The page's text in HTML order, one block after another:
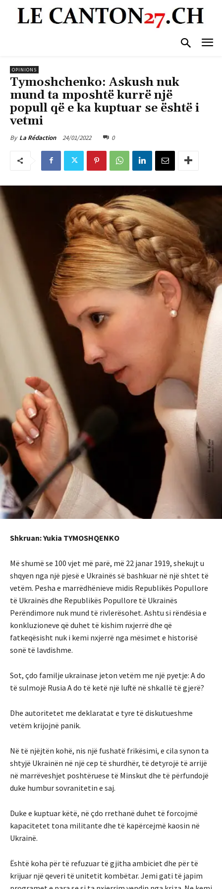
OPINIONS
Tymoshchenko: Askush nuk
mund ta mposhtë kurrë një
popull që e ka kuptuar se është i
vetmi
By La Rédaction 24/01/2022 0
Shkruan: Yukia TYMOSHQENKO
Më shumë se 100 vjet më parë, më 22 janar 1919, shekujt u
shqyen nga një pjesë e Ukrainës së bashkuar në një shtet të
vetëm. Pesha e marrëdhënieve midis Republikës Popullore
të Ukrainës dhe Republikës Popullore të Ukrainës
Perëndimore nuk mund të rivlerësohet. Ashtu si rëndësia e
konkluzioneve që duhet të kishim nxjerrë dhe që
fatkeqësisht nuk i kemi nxjerrë nga mësimet e historisë
sonë të lavdishme.
Sot, çdo familje ukrainase jeton vetëm me një pyetje: A do
të sulmojë Rusia A do të ketë një luftë në shkallë të gjerë?
Dhe autoritetet me deklaratat e tyre të diskutueshme
vetëm krijojnë panik.
Në të njëjtën kohë, nis një fushatë frikësimi, e cila synon ta
shtyjë Ukrainën në një cep të shurdhër, të detyrojë të arrijë
në marrëveshjet poshtëruese të Minskut dhe të përfundojë
duke humbur sovranitetin e saj.
Duke e kuptuar këtë, në çdo rrethanë duhet të forcojmë
kapacitetet tona militante dhe të kapërcejmë kaosin në
Ukrainë.
Është koha për të refuzuar të gjitha ambiciet dhe për të
krijuar një qeveri të unitetit kombëtar. Jemi gati të japim